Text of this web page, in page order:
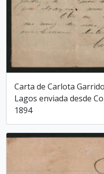
Carta de Carlota
Lagos enviada desde
1894